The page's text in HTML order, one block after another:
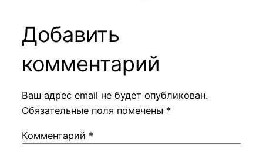
Добавить
комментарий
Ваш адрес email не будет опубликован.
Обязательные поля помечены *
Комментарий *